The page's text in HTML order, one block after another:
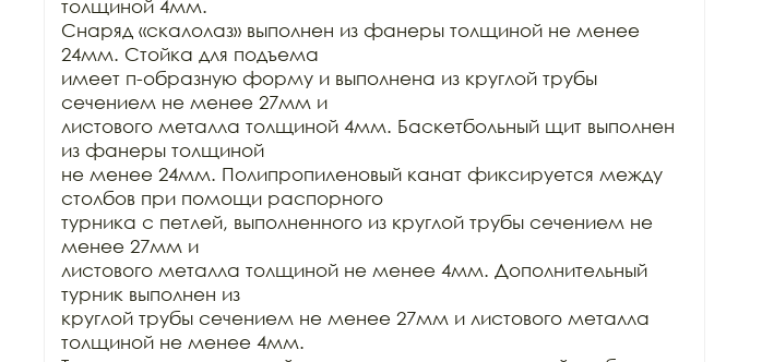
толщиной 4мм.
Снаряд «скалолаз» выполнен из фанеры толщиной не менее
24мм. Стойка для подъема
имеет п-образную форму и выполнена из круглой трубы
сечением не менее 27мм и
листового металла толщиной 4мм. Баскетбольный щит выполнен
из фанеры толщиной
не менее 24мм. Полипропиленовый канат фиксируется между
столбов при помощи распорного
турника с петлей, выполненного из круглой трубы сечением не
менее 27мм и
листового металла толщиной не менее 4мм. Дополнительный
турник выполнен из
круглой трубы сечением не менее 27мм и листового металла
толщиной не менее 4мм.